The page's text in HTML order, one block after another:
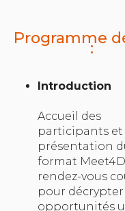
Programme
:
Introduction
Accueil des
participants et
présentation
format
rendez-vous
pour décrypter
opportunités